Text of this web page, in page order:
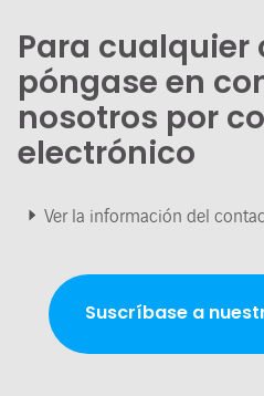
Para cualquier
póngase en
nosotros por
electrónico
Ver la información del
Suscríbase a